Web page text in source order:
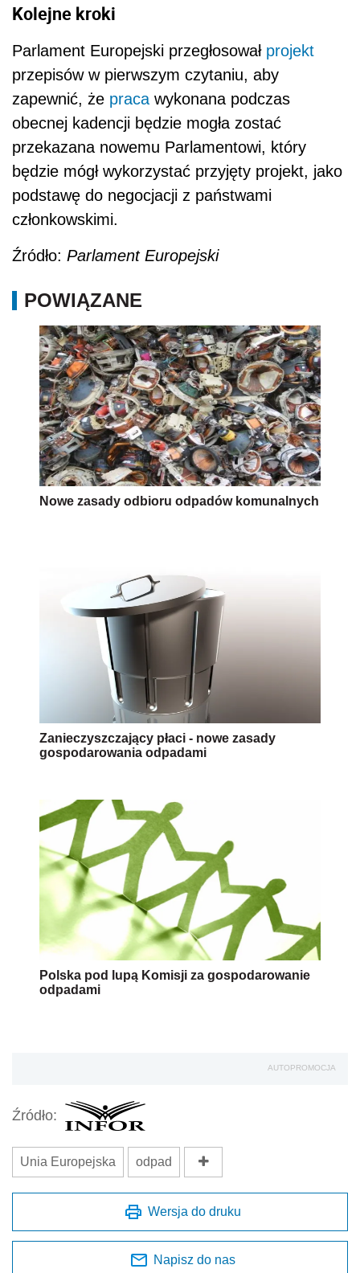
Kolejne kroki
Parlament Europejski przegłosował projekt
przepisów w pierwszym czytaniu, aby
zapewnić, że praca wykonana podczas
obecnej kadencji będzie mogła zostać
przekazana nowemu Parlamentowi, który
będzie mógł wykorzystać przyjęty projekt, jako
podstawę do negocjacji z państwami
członkowskimi.
Źródło: Parlament Europejski
POWIĄZANE
Nowe zasady odbioru odpadów komunalnych
Zanieczyszczający płaci - nowe zasady
gospodarowania odpadami
Polska pod lupą Komisji za gospodarowanie
odpadami
AUTOPROMOCJA
Źródło:
Unia Europejska odpad
Wersja do druku
Napisz do nas